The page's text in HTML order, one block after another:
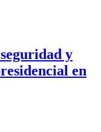
y
en